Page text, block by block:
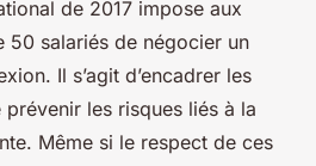
de 2017 impose aux
50 salariés de négocier un
Il s’agit d’encadrer les
les risques liés à la
Même si le respect de ces